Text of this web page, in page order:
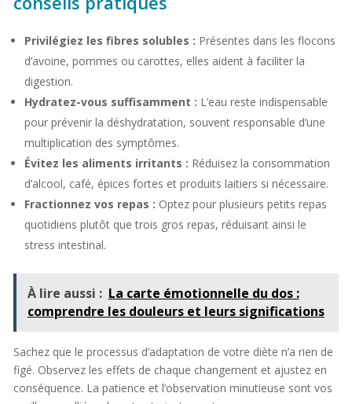
Privilégiez les fibres solubles : Présentes dans les flocons
d’avoine, pommes ou carottes, elles aident à faciliter la
digestion.
Hydratez-vous suffisamment : L’eau reste indispensable
pour prévenir la déshydratation, souvent responsable d’une
multiplication des symptômes.
Évitez les aliments irritants : Réduisez la consommation
d’alcool, café, épices fortes et produits laitiers si nécessaire.
Fractionnez vos repas : Optez pour plusieurs petits repas
quotidiens plutôt que trois gros repas, réduisant ainsi le
stress intestinal.
À lire aussi : La carte émotionnelle du dos :
comprendre les douleurs et leurs significations
Sachez que le processus d’adaptation de votre diète n’a rien de
figé. Observez les effets de chaque changement et ajustez en
conséquence. La patience et l’observation minutieuse sont vos